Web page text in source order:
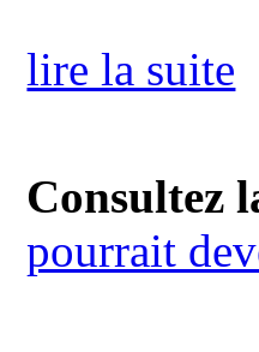
lire la suite
Consultez
pourrait